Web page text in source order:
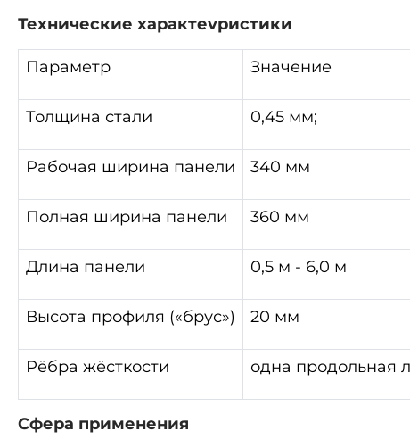
Технические характеvристики
Параметр Значение
Толщина стали 0,45 мм;
Рабочая ширина панели 340 мм
Полная ширина панели 360 мм
Длина панели 0,5 м - 6,0 м
Высота профиля («брус») 20 мм
Рёбра жёсткости одна продольная
Сфера применения